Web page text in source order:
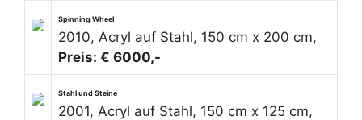
Spinning Wheel
2010, Acryl auf Stahl, 150 cm x 200 cm,
Preis: € 6000,-
Stahl und Steine
2001, Acryl auf Stahl, 150 cm x 125 cm,